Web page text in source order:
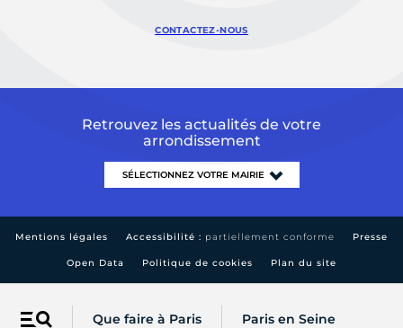
Que faire à Paris Paris en Seine
CONTACTEZ-NOUS
Retrouvez les actualités de votre
arrondissement
Mentions légales Accessibilité : partiellement conforme Presse
Open Data Politique de cookies Plan du site